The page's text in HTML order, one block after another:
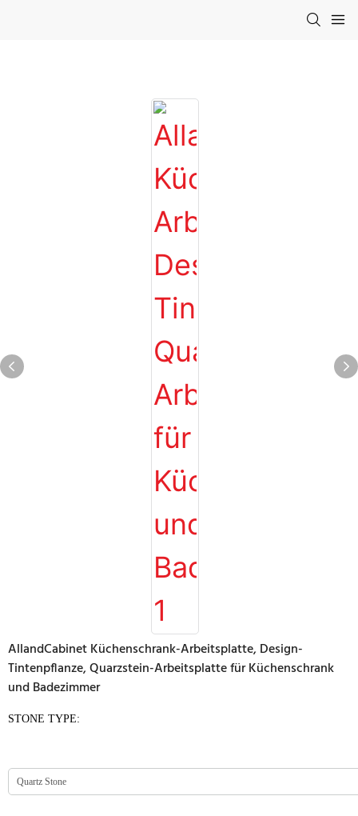
AllandCabinet Küchenschrank-Arbeitsplatte, Design-
Tintenpflanze, Quarzstein-Arbeitsplatte für Küchenschrank
und Badezimmer
STONE TYPE: